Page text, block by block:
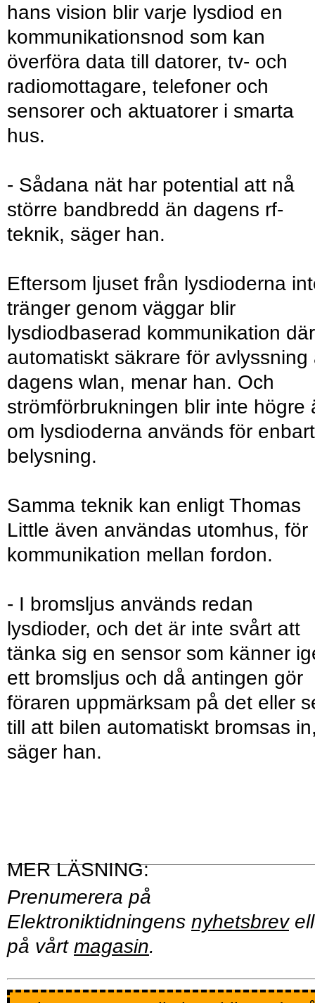
hans vision blir varje lysdiod en
kommunikationsnod som kan
överföra data till datorer, tv- och
radiomottagare, telefoner och
sensorer och aktuatorer i smarta
hus.
- Sådana nät har potential att nå
större bandbredd än dagens rf-
teknik, säger han.
Eftersom ljuset från lysdioderna
tränger genom väggar blir
lysdiodbaserad kommunikation
automatiskt säkrare för avlyssning
dagens wlan, menar han. Och
strömförbrukningen blir inte högre
om lysdioderna används för enbart
belysning.
Samma teknik kan enligt Thomas
Little även användas utomhus, för
kommunikation mellan fordon.
- I bromsljus används redan
lysdioder, och det är inte svårt att
tänka sig en sensor som känner
ett bromsljus och då antingen gör
föraren uppmärksam på det eller
till att bilen automatiskt bromsas
säger han.
Prenumerera på
Elektroniktidningens nyhetsbrev
på vårt magasin.